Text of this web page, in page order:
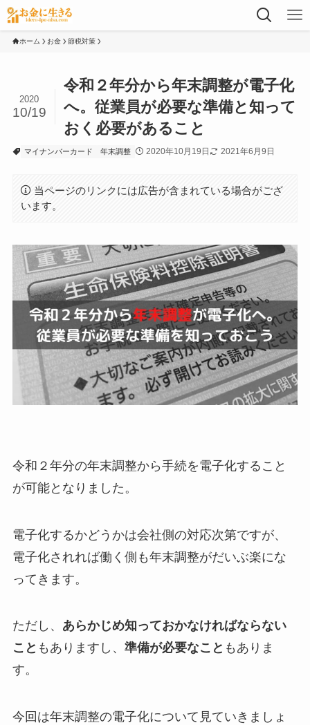
ホーム お金 節税対策
令和２年分から年末調整が電子化
へ。従業員が必要な準備と知って
おく必要があること
2020
10/19
マイナンバーカード 年末調整 2020年10月19日 2021年6月9日
当ページのリンクには広告が含まれている場合がござ
います。
令和２年分の年末調整から手続を電子化すること
が可能となりました。
電子化するかどうかは会社側の対応次第ですが、
電子化されれば働く側も年末調整がだいぶ楽にな
ってきます。
ただし、 あらかじめ知っておかなければならない
こと もありますし、 準備が必要なこと もありま
す。
今回は年末調整の電子化について見ていきましょ